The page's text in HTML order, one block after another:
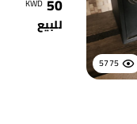
5775
KWD
للبيع